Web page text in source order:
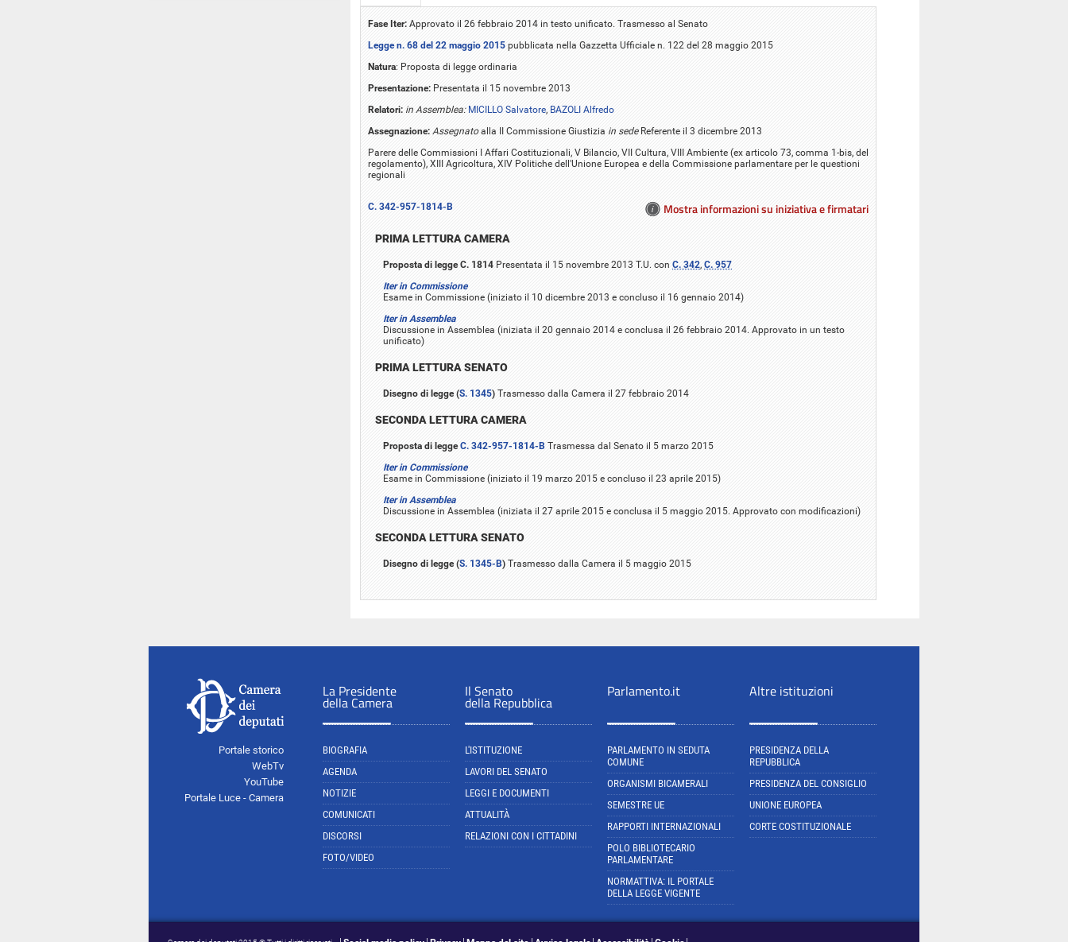
Fase Iter: Approvato il 26 febbraio 2014 in testo unificato. Trasmesso al Senato
Legge n. 68 del 22 maggio 2015 pubblicata nella Gazzetta Ufficiale n. 122 del 28 maggio 2015
Natura: Proposta di legge ordinaria
Presentazione: Presentata il 15 novembre 2013
Relatori: in Assemblea: MICILLO Salvatore, BAZOLI Alfredo
Assegnazione: Assegnatoalla II Commissione Giustizia in sede Referente il 3 dicembre 2013
Parere delle Commissioni I Affari Costituzionali, V Bilancio, VII Cultura, VIII Ambiente (ex articolo 73, comma 1-bis, del
regolamento), XIII Agricoltura, XIV Politiche dell'Unione Europea e della Commissione parlamentare per le questioni
regionali
Mostra informazioni su iniziativa e firmatari
C. 342-957-1814-B
PRIMA LETTURA CAMERA
Proposta di legge C. 1814 Presentata il 15 novembre 2013 T.U. con C. 342, C. 957
Iter in Commissione
Esame in Commissione (iniziato il 10 dicembre 2013 e concluso il 16 gennaio 2014)
Iter in Assemblea
Discussione in Assemblea (iniziata il 20 gennaio 2014 e conclusa il 26 febbraio 2014. Approvato in un testo
unificato)
PRIMA LETTURA SENATO
Disegno di legge (S. 1345) Trasmesso dalla Camera il 27 febbraio 2014
SECONDA LETTURA CAMERA
Proposta di leggeC. 342-957-1814-B Trasmessa dal Senato il 5 marzo 2015
Iter in Commissione
Esame in Commissione (iniziato il 19 marzo 2015 e concluso il 23 aprile 2015)
Iter in Assemblea
Discussione in Assemblea (iniziata il 27 aprile 2015 e conclusa il 5 maggio 2015. Approvato con modificazioni)
SECONDA LETTURA SENATO
Disegno di legge (S. 1345-B) Trasmesso dalla Camera il 5 maggio 2015
Portale storico
WebTv
YouTube
Portale Luce - Camera
La Presidente
della Camera
BIOGRAFIA
AGENDA
NOTIZIE
COMUNICATI
DISCORSI
FOTO/VIDEO
Il Senato
della Repubblica
L'ISTITUZIONE
LAVORI DEL SENATO
LEGGI E DOCUMENTI
ATTUALITÀ
RELAZIONI CON I CITTADINI
Parlamento.it
PARLAMENTO IN SEDUTA
COMUNE
ORGANISMI BICAMERALI
SEMESTRE UE
RAPPORTI INTERNAZIONALI
POLO BIBLIOTECARIO
PARLAMENTARE
NORMATTIVA: IL PORTALE
DELLA LEGGE VIGENTE
Altre istituzioni
PRESIDENZA DELLA
REPUBBLICA
PRESIDENZA DEL CONSIGLIO
UNIONE EUROPEA
CORTE COSTITUZIONALE